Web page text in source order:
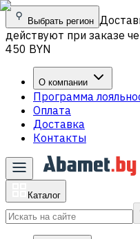
Выбрать регион
действуют при заказе
450 BYN
О компании
Программа
Оплата
Доставка
Контакты
Каталог